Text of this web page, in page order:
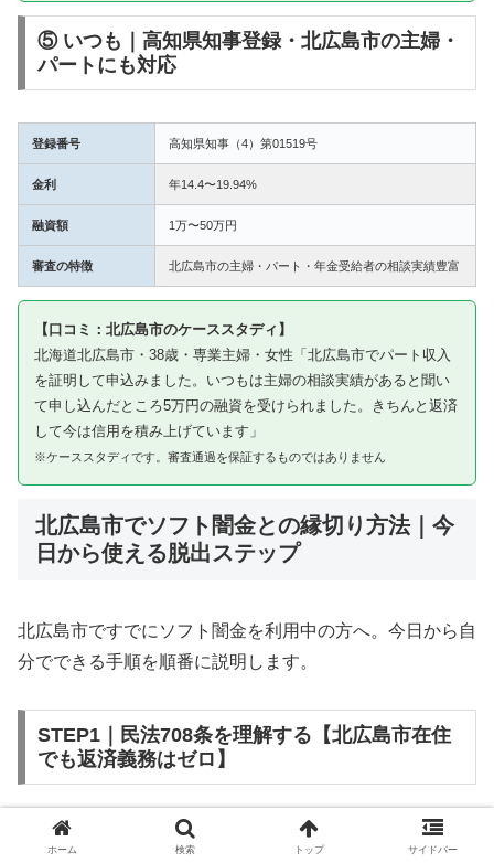
⑤ いつも｜高知県知事登録・北広島市の主婦・
パートにも対応
登録番号 高知県知事（4）第01519号
金利 年14.4〜19.94%
融資額 1万〜50万円
審査の特徴 北広島市の主婦・パート・年金受給者の相談実績豊富
【口コミ：北広島市のケーススタディ】
北海道北広島市・38歳・専業主婦・女性「北広島市でパート収入
を証明して申込みました。いつもは主婦の相談実績があると聞い
て申し込んだところ5万円の融資を受けられました。きちんと返済
して今は信用を積み上げています」
※ケーススタディです。審査通過を保証するものではありません
北広島市でソフト闇金との縁切り方法｜今
日から使える脱出ステップ
北広島市ですでにソフト闇金を利用中の方へ。今日から自
分でできる手順を順番に説明します。
STEP1｜民法708条を理解する【北広島市在住
でも返済義務はゼロ】
ソフト闇金を含む闇金との金銭消費貸借契約は、公序良俗
ホーム 検索 トップ サイドバー